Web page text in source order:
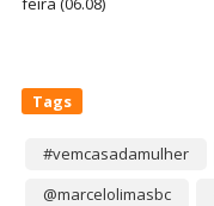
Tags
#vemcasadamulher
@marcelolimasbc